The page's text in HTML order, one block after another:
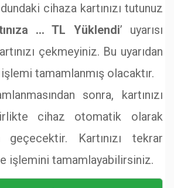
cihaza kartınızı tutunuz
… TL Yüklendi’ uyarısı
çekmeyiniz. Bu uyarıdan
tamamlanmış olacaktır.
sonra, kartınızı
cihaz otomatik olarak
Kartınızı tekrar
işlemini tamamlayabilirsiniz.